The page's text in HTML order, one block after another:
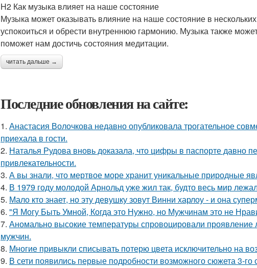
H2 Как музыка влияет на наше состояние
Музыка может оказывать влияние на наше состояние в
успокоиться и обрести внутреннюю гармонию. Музыка также
поможет нам достичь состояния медитации.
читать дальше →
Последние обновления на сайте:
1. Анастасия Волочкова недавно опубликовала трогательное
приехала в гости.
2. Наталья Рудова вновь доказала, что цифры в паспорте давно
привлекательности.
3. А вы знали, что мертвое море хранит уникальные природные
4. В 1979 году молодой Арнольд уже жил так, будто весь мир
5. Мало кто знает, но эту девушку зовут Винни харлоу - и она
6. "Я Могу Быть Умной, Когда это Нужно, но Мужчинам это не
7. Аномально высокие температуры спровоцировали проявление
мужчин.
8. Многие привыкли списывать потерю цвета исключительно на
9. В сети появились первые подробности возможного сюжета 3-го